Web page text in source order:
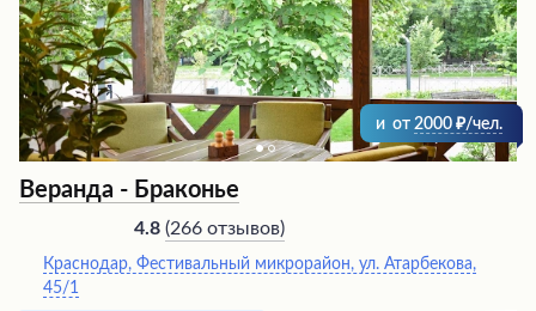
и от 2000 /чел.
Веранда - Браконье
4.8 (266 отзывов)
Краснодар, Фестивальный микрорайон, ул. Атарбекова,
45/1